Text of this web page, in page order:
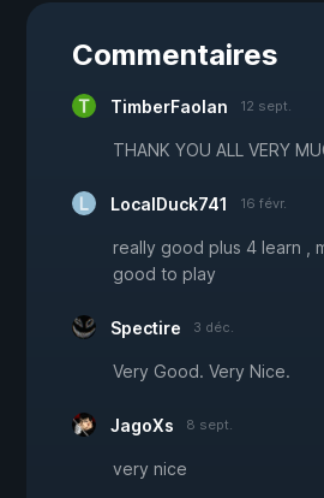
Commentaires
TimberFaolan 12 sept.
THANK YOU ALL VERY
LocalDuck741 16 févr.
really good plus 4 learn ,
good to play
Spectire 3 déc.
Very Good. Very Nice.
JagoXs 8 sept.
very nice